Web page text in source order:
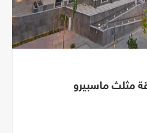
مثلث ماسبيرو